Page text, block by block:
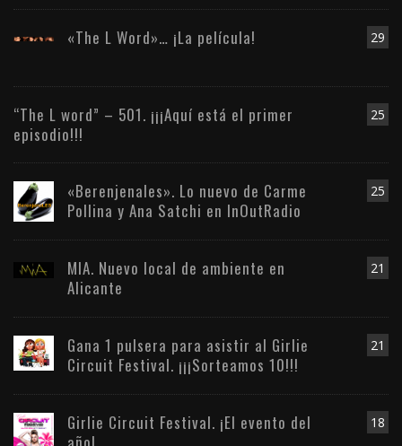
29
«The L Word»… ¡La película!
25
“The L word” – 501. ¡¡¡Aquí está el primer
episodio!!!
25
«Berenjenales». Lo nuevo de Carme
Pollina y Ana Satchi en InOutRadio
21
MIA. Nuevo local de ambiente en
Alicante
21
Gana 1 pulsera para asistir al Girlie
Circuit Festival. ¡¡¡Sorteamos 10!!!
18
Girlie Circuit Festival. ¡El evento del